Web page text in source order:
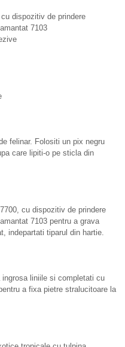
dispozitiv de prindere
7103
felinar. Folositi un pix negru
care lipiti-o pe sticla din
cu dispozitiv de prindere
7103 pentru a grava
indepartati tiparul din hartie.
liniile si completati cu
a fixa pietre stralucitoare la